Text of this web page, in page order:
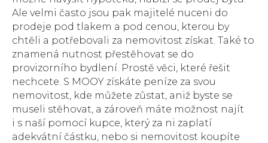
Ale velmi často jsou pak majitelé nuceni do
prodeje pod tlakem a pod cenou, kterou by
chtěli a potřebovali za nemovitost získat. Také to
znamená nutnost přestěhovat se do
provizorního bydlení. Prostě věci, které řešit
nechcete. S MOOY získáte peníze za svou
nemovitost, kde můžete zůstat, aniž byste se
museli stěhovat, a zároveň máte možnost najít
i s naší pomocí kupce, který za ni zaplatí
adekvátní částku, nebo si nemovitost koupíte